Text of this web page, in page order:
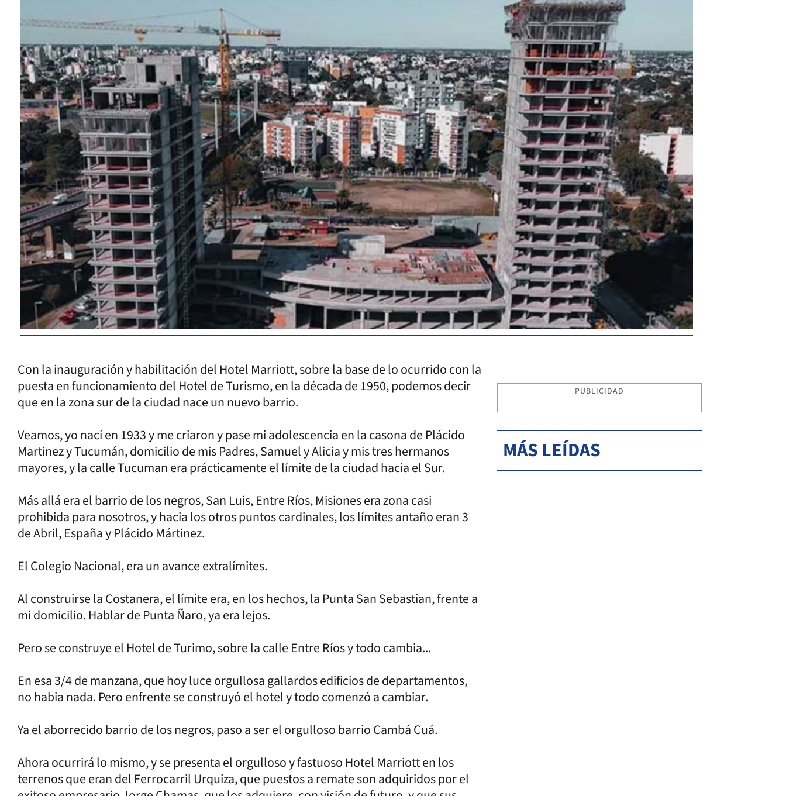
Con la inauguración y habilitación del Hotel Marriott, sobre la base de lo ocurrido con la
puesta en funcionamiento del Hotel de Turismo, en la década de 1950, podemos decir
que en la zona sur de la ciudad nace un nuevo barrio.
Veamos, yo nací en 1933 y me criaron y pase mi adolescencia en la casona de Plácido
Martinez y Tucumán, domicilio de mis Padres, Samuel y Alicia y mis tres hermanos
mayores, y la calle Tucuman era prácticamente el límite de la ciudad hacia el Sur.
Más allá era el barrio de los negros, San Luis, Entre Ríos, Misiones era zona casi
prohibida para nosotros, y hacia los otros puntos cardinales, los límites antaño eran 3
de Abril, España y Plácido Mártinez.
El Colegio Nacional, era un avance extralímites.
Al construirse la Costanera, el límite era, en los hechos, la Punta San Sebastian, frente a
mi domicilio. Hablar de Punta Ñaro, ya era lejos.
Pero se construye el Hotel de Turimo, sobre la calle Entre Ríos y todo cambia...
En esa 3/4 de manzana, que hoy luce orgullosa gallardos edificios de departamentos,
no habia nada. Pero enfrente se construyó el hotel y todo comenzó a cambiar.
Ya el aborrecido barrio de los negros, paso a ser el orgulloso barrio Cambá Cuá.
Ahora ocurrirá lo mismo, y se presenta el orgulloso y fastuoso Hotel Marriott en los
terrenos que eran del Ferrocarril Urquiza, que puestos a remate son adquiridos por el
PUBLICIDAD
MÁS LEÍDAS